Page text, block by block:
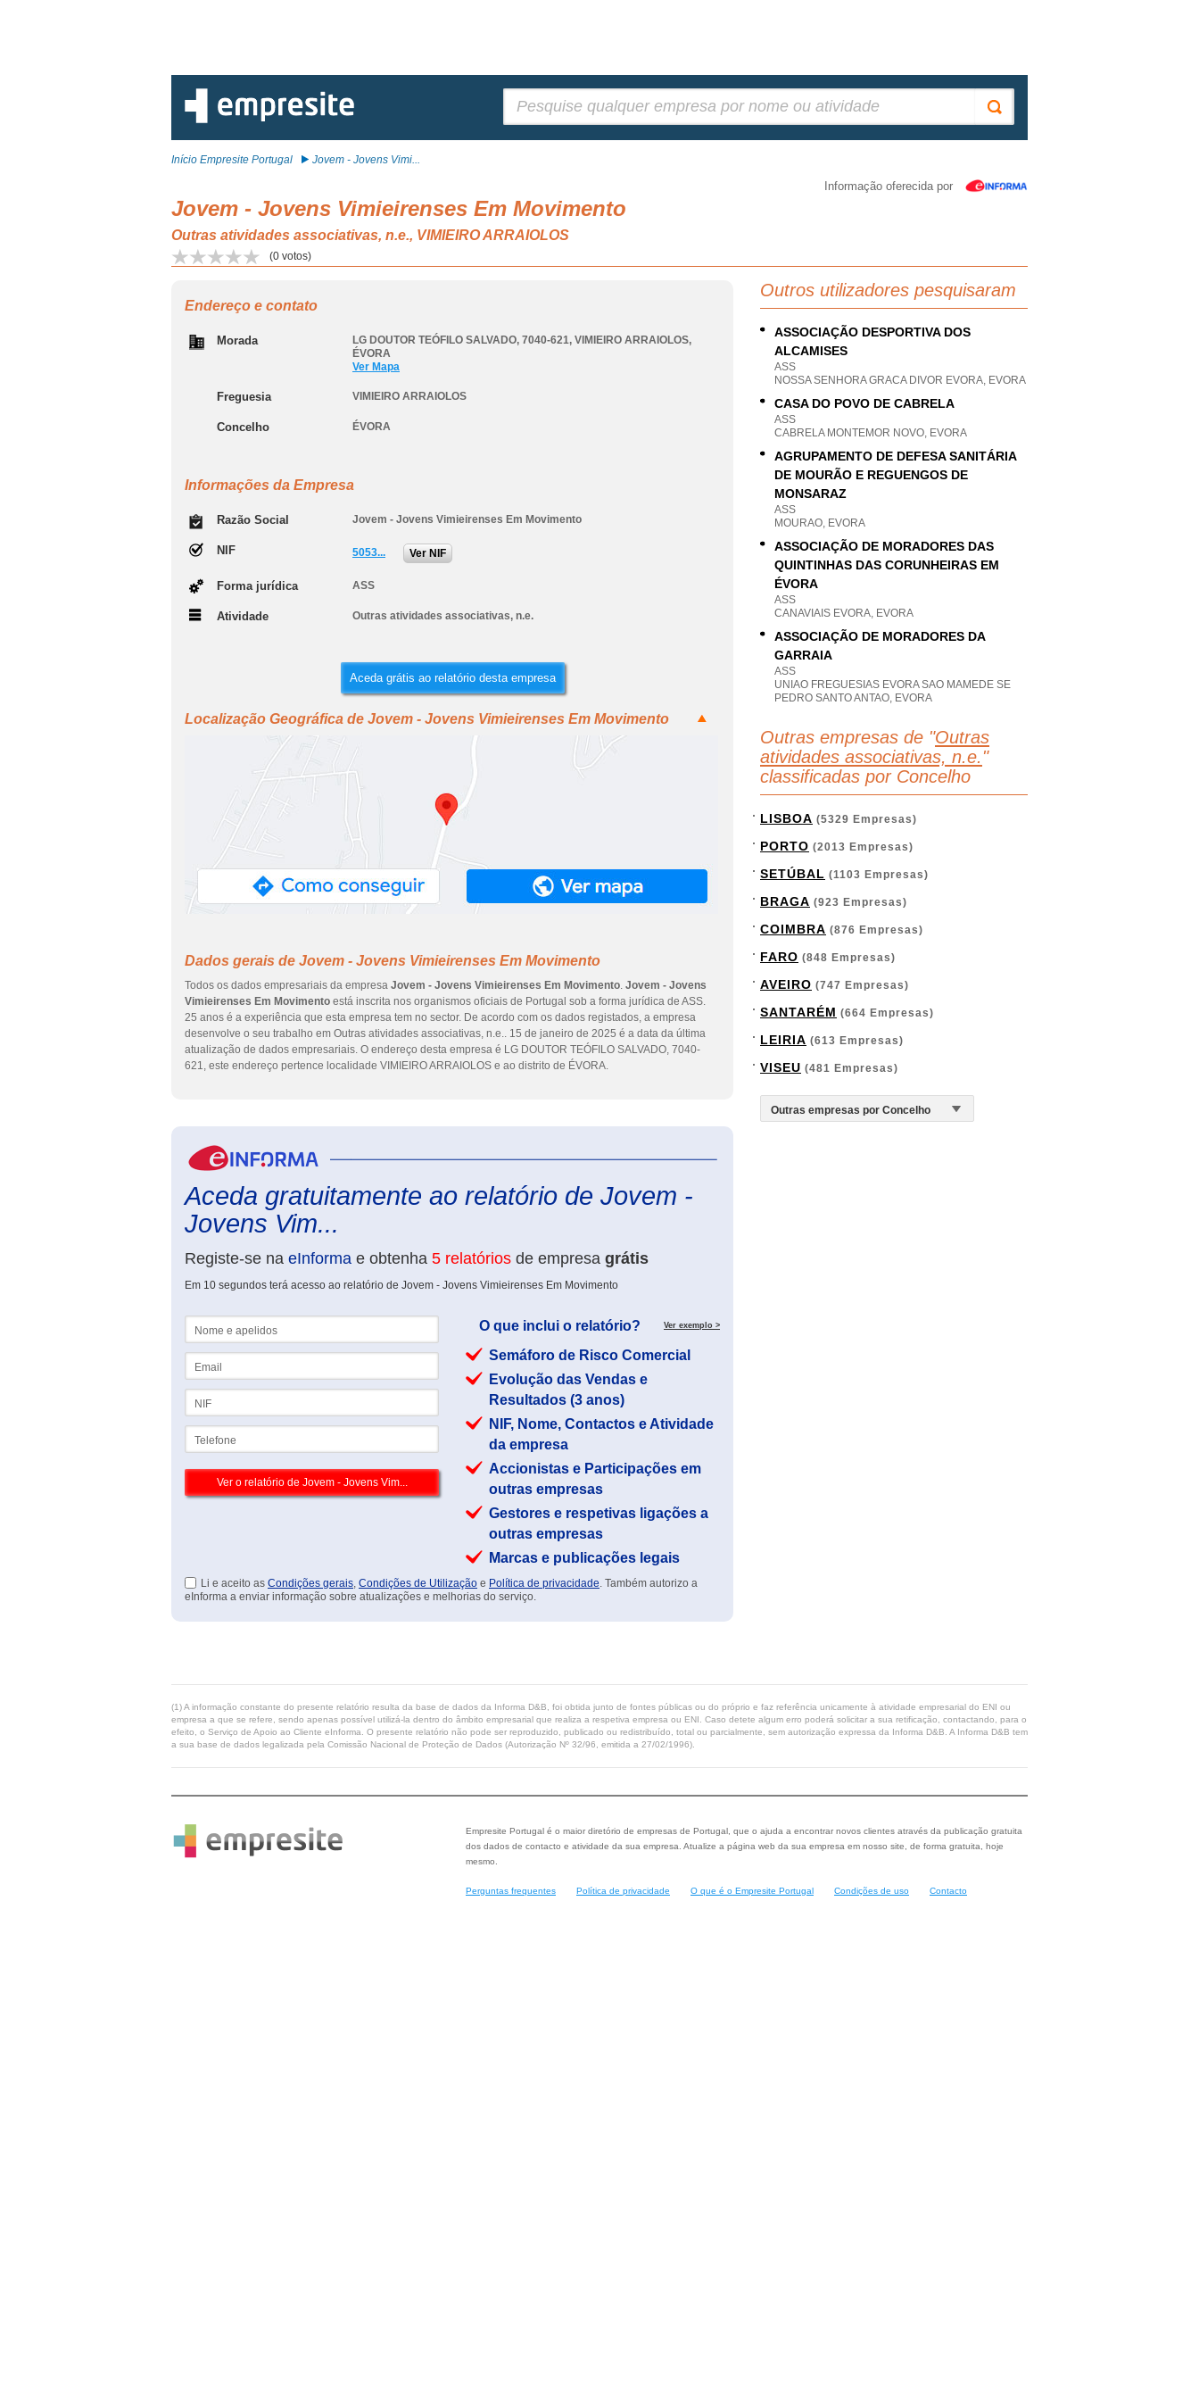
Início Empresite Portugal Jovem - Jovens Vimi...
Informação oferecida por
Jovem - Jovens Vimieirenses Em Movimento
Outras atividades associativas, n.e., VIMIEIRO ARRAIOLOS
(0 votos)
Endereço e contato
Morada LG DOUTOR TEÓFILO SALVADO, 7040-621, VIMIEIRO ARRAIOLOS,
ÉVORA
Ver Mapa
Freguesia VIMIEIRO ARRAIOLOS
Concelho ÉVORA
Informações da Empresa
Razão Social Jovem - Jovens Vimieirenses Em Movimento
NIF 5053... Ver NIF
Forma jurídica ASS
Atividade Outras atividades associativas, n.e.
Aceda grátis ao relatório desta empresa
Localização Geográfica de Jovem - Jovens Vimieirenses Em Movimento
Dados gerais de Jovem - Jovens Vimieirenses Em Movimento
Todos os dados empresariais da empresa Jovem - Jovens Vimieirenses Em Movimento. Jovem - Jovens
Vimieirenses Em Movimento está inscrita nos organismos oficiais de Portugal sob a forma jurídica de ASS.
25 anos é a experiência que esta empresa tem no sector. De acordo com os dados registados, a empresa
desenvolve o seu trabalho em Outras atividades associativas, n.e.. 15 de janeiro de 2025 é a data da última
atualização de dados empresariais. O endereço desta empresa é LG DOUTOR TEÓFILO SALVADO, 7040-
621, este endereço pertence localidade VIMIEIRO ARRAIOLOS e ao distrito de ÉVORA.
Aceda gratuitamente ao relatório de Jovem -
Jovens Vim...
Registe-se na eInforma e obtenha 5 relatórios de empresa grátis
Em 10 segundos terá acesso ao relatório de Jovem - Jovens Vimieirenses Em Movimento
O que inclui o relatório? Ver exemplo >
Semáforo de Risco Comercial
Evolução das Vendas e
Resultados (3 anos)
NIF, Nome, Contactos e Atividade
da empresa
Accionistas e Participações em
outras empresas
Gestores e respetivas ligações a
outras empresas
Marcas e publicações legais
Li e aceito as Condições gerais, Condições de Utilização e Política de privacidade. Também autorizo a
eInforma a enviar informação sobre atualizações e melhorias do serviço.
Outros utilizadores pesquisaram
ASSOCIAÇÃO DESPORTIVA DOS
ALCAMISES
ASS
NOSSA SENHORA GRACA DIVOR EVORA, EVORA
CASA DO POVO DE CABRELA
ASS
CABRELA MONTEMOR NOVO, EVORA
AGRUPAMENTO DE DEFESA SANITÁRIA
DE MOURÃO E REGUENGOS DE
MONSARAZ
ASS
MOURAO, EVORA
ASSOCIAÇÃO DE MORADORES DAS
QUINTINHAS DAS CORUNHEIRAS EM
ÉVORA
ASS
CANAVIAIS EVORA, EVORA
ASSOCIAÇÃO DE MORADORES DA
GARRAIA
ASS
UNIAO FREGUESIAS EVORA SAO MAMEDE SE
PEDRO SANTO ANTAO, EVORA
Outras empresas de "Outras
atividades associativas, n.e. "
classificadas por Concelho
LISBOA (5329 Empresas)
PORTO (2013 Empresas)
SETÚBAL (1103 Empresas)
BRAGA (923 Empresas)
COIMBRA (876 Empresas)
FARO (848 Empresas)
AVEIRO (747 Empresas)
SANTARÉM (664 Empresas)
LEIRIA (613 Empresas)
VISEU (481 Empresas)
(1) A informação constante do presente relatório resulta da base de dados da Informa D&B, foi obtida junto de fontes públicas ou do próprio e faz referência unicamente à atividade empresarial do ENI ou
empresa a que se refere, sendo apenas possível utilizá-la dentro do âmbito empresarial que realiza a respetiva empresa ou ENI. Caso detete algum erro poderá solicitar a sua retificação, contactando, para o
efeito, o Serviço de Apoio ao Cliente eInforma. O presente relatório não pode ser reproduzido, publicado ou redistribuído, total ou parcialmente, sem autorização expressa da Informa D&B. A Informa D&B tem
a sua base de dados legalizada pela Comissão Nacional de Proteção de Dados (Autorização Nº 32/96, emitida a 27/02/1996).
Empresite Portugal é o maior diretório de empresas de Portugal, que o ajuda a encontrar novos clientes através da publicação gratuita
dos dados de contacto e atividade da sua empresa. Atualize a página web da sua empresa em nosso site, de forma gratuita, hoje
mesmo.
Perguntas frequentes Política de privacidade O que é o Empresite Portugal Condições de uso Contacto